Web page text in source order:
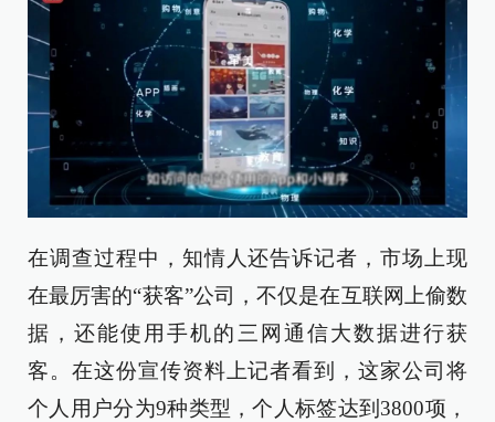
在调查过程中，知情人还告诉记者，市场上现
在最厉害的“获客”公司，不仅是在互联网上偷数
据，还能使用手机的三网通信大数据进行获
客。在这份宣传资料上记者看到，这家公司将
个人用户分为9种类型，个人标签达到3800项，